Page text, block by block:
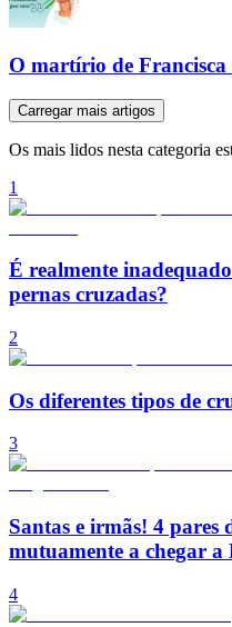
O martírio de
Carregar mais artigos
Os mais lidos nesta categoria
1
É realmente
pernas cruzadas?
2
Os diferentes tipos de
3
Santas e irmãs! 4 pares
mutuamente a chegar a
4